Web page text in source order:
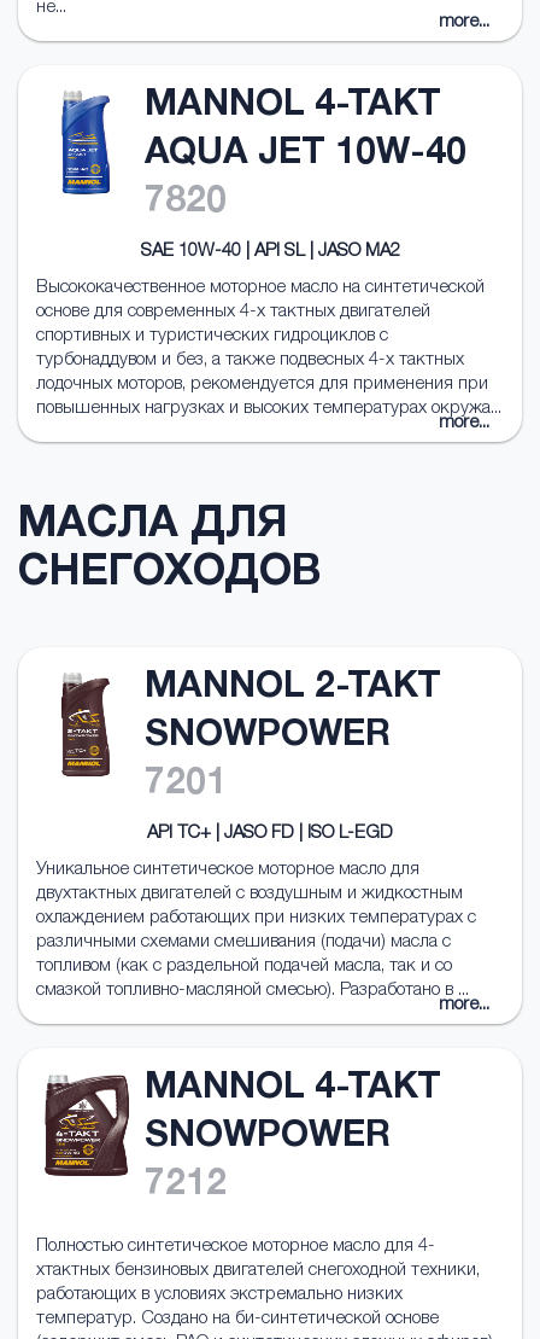
не...
more...
MANNOL 4-TAKT
AQUA JET 10W-40
7820
SAE 10W-40 | API SL | JASO MA2
Высококачественное моторное масло на синтетической
основе для современных 4-х тактных двигателей
спортивных и туристических гидроциклов с
турбонаддувом и без, а также подвесных 4-х тактных
лодочных моторов, рекомендуется для применения при
повышенных нагрузках и высоких температурах окружа...
more...
МАСЛА ДЛЯ
СНЕГОХОДОВ
MANNOL 2-TAKT
SNOWPOWER
7201
API TC+ | JASO FD | ISO L-EGD
Уникальное синтетическое моторное масло для
двухтактных двигателей с воздушным и жидкостным
охлаждением работающих при низких температурах с
различными схемами смешивания (подачи) масла с
топливом (как с раздельной подачей масла, так и со
смазкой топливно-масляной смесью). Разработано в ...
more...
MANNOL 4-TAKT
SNOWPOWER
7212
Полностью синтетическое моторное масло для 4-
хтактных бензиновых двигателей снегоходной техники,
работающих в условиях экстремально низких
температур. Создано на би-синтетической основе